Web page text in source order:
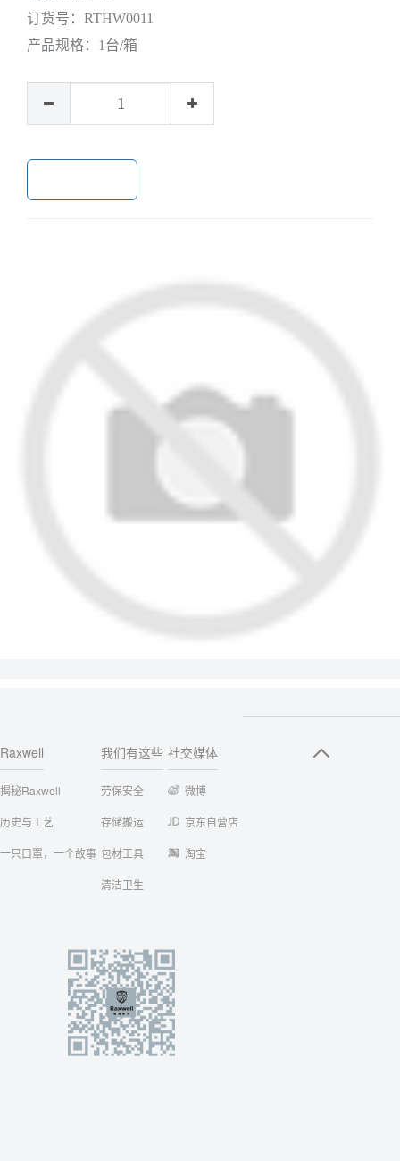
订货号： RTHW0011
产品规格： 1台/箱
Raxwell
揭秘Raxwell
历史与工艺
一只口罩，一个故事
我们有这些
劳保安全
存储搬运
包材工具
清洁卫生
社交媒体
微博
京东自营店
淘宝